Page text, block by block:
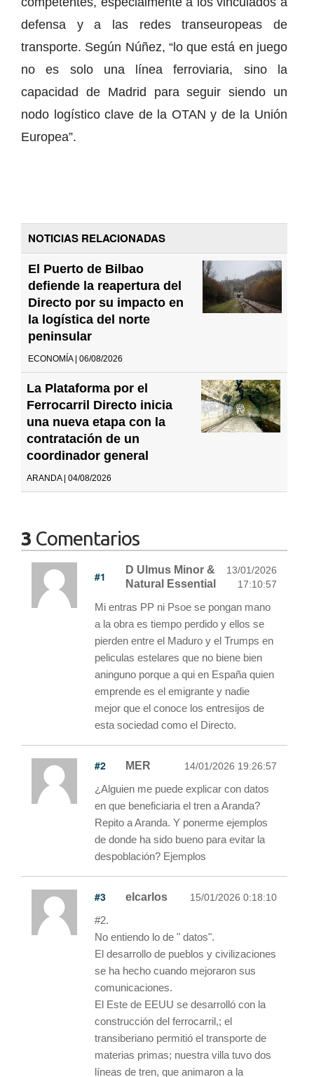
defensa y a las redes transeuropeas de
transporte. Según Núñez, “lo que está en juego
no es solo una línea ferroviaria, sino la
capacidad de Madrid para seguir siendo un
nodo logístico clave de la OTAN y de la Unión
Europea”.
NOTICIAS RELACIONADAS
El Puerto de Bilbao
defiende la reapertura del
Directo por su impacto en
la logística del norte
peninsular
ECONOMÍA | 06/08/2026
La Plataforma por el
Ferrocarril Directo inicia
una nueva etapa con la
contratación de un
coordinador general
ARANDA | 04/08/2026
3 Comentarios
#1
D Ulmus Minor &
Natural Essential
13/01/2026
17:10:57
Mi entras PP ni Psoe se pongan mano
a la obra es tiempo perdido y ellos se
pierden entre el Maduro y el Trumps en
peliculas estelares que no biene bien
aninguno porque a qui en España quien
emprende es el emigrante y nadie
mejor que el conoce los entresijos de
esta sociedad como el Directo.
#2 MER 14/01/2026 19:26:57
¿Alguien me puede explicar con datos
en que beneficiaria el tren a Aranda?
Repito a Aranda. Y ponerme ejemplos
de donde ha sido bueno para evitar la
despoblación? Ejemplos
#3 elcarlos 15/01/2026 0:18:10
#2.
No entiendo lo de " datos".
El desarrollo de pueblos y civilizaciones
se ha hecho cuando mejoraron sus
comunicaciones.
El Este de EEUU se desarrolló con la
construcción del ferrocarril,; el
transiberiano permitió el transporte de
materias primas; nuestra villa tuvo dos
líneas de tren, que animaron a la